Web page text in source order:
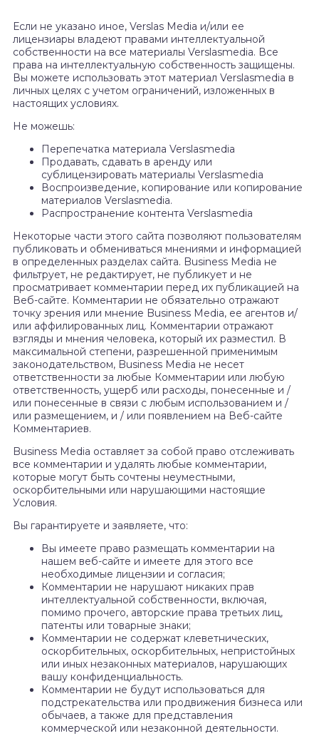
Если не указано иное, Verslas Media и/или ее
лицензиары владеют правами интеллектуальной
собственности на все материалы Verslasmedia. Все
права на интеллектуальную собственность защищены.
Вы можете использовать этот материал Verslasmedia в
личных целях с учетом ограничений, изложенных в
настоящих условиях.
Не можешь:
Перепечатка материала Verslasmedia
Продавать, сдавать в аренду или
сублицензировать материалы Verslasmedia
Воспроизведение, копирование или копирование
материалов Verslasmedia.
Распространение контента Verslasmedia
Некоторые части этого сайта позволяют пользователям
публиковать и обмениваться мнениями и информацией
в определенных разделах сайта. Business Media не
фильтрует, не редактирует, не публикует и не
просматривает комментарии перед их публикацией на
Веб-сайте. Комментарии не обязательно отражают
точку зрения или мнение Business Media, ее агентов и/
или аффилированных лиц. Комментарии отражают
взгляды и мнения человека, который их разместил. В
максимальной степени, разрешенной применимым
законодательством, Business Media не несет
ответственности за любые Комментарии или любую
ответственность, ущерб или расходы, понесенные и /
или понесенные в связи с любым использованием и /
или размещением, и / или появлением на Веб-сайте
Комментариев.
Business Media оставляет за собой право отслеживать
все комментарии и удалять любые комментарии,
которые могут быть сочтены неуместными,
оскорбительными или нарушающими настоящие
Условия.
Вы гарантируете и заявляете, что:
Вы имеете право размещать комментарии на
нашем веб-сайте и имеете для этого все
необходимые лицензии и согласия;
Комментарии не нарушают никаких прав
интеллектуальной собственности, включая,
помимо прочего, авторские права третьих лиц,
патенты или товарные знаки;
Комментарии не содержат клеветнических,
оскорбительных, оскорбительных, непристойных
или иных незаконных материалов, нарушающих
вашу конфиденциальность.
Комментарии не будут использоваться для
подстрекательства или продвижения бизнеса или
обычаев, а также для представления
коммерческой или незаконной деятельности.